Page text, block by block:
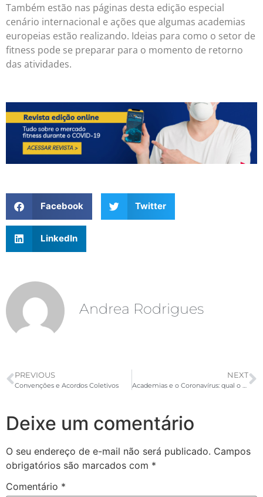
Também estão nas páginas desta edição especial
cenário internacional e ações que algumas academias
europeias estão realizando. Ideias para como o setor de
fitness pode se preparar para o momento de retorno
das atividades.
Facebook Twitter
LinkedIn
Andrea Rodrigues
PREVIOUS
Convenções e Acordos Coletivos
NEXT
Deixe um comentário
O seu endereço de e-mail não será publicado. Campos
obrigatórios são marcados com *
Comentário *